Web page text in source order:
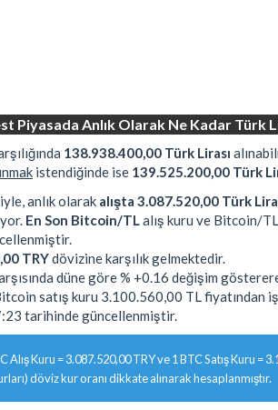
Piyasada Anlık Olarak Ne Kadar Türk
138.938.400,00 Türk Lirası
istendiğinde ise 139.525.200,00 Türk
anlık olarak alışta 3.087.520,00 Türk
En Son Bitcoin/TL alış kuru ve Bitcoin/
TRYdövizine karşılık gelmektedir.
düne göre % +0.16 değişim
satış kuru 3.100.560,00 TL fiyatından
tarihinde güncellenmiştir.
Alış Kuru = 3.087.520,00 TRY ve 1 BTC Satış Kuru =
döviz kur oranı dikkate alınarak hesaplanmıştır.